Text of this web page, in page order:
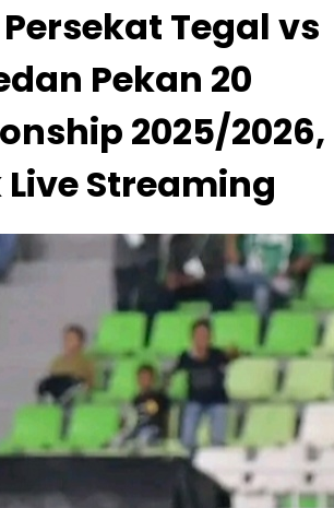
Persekat Tegal vs
Pekan 20
2025/2026,
Live Streaming